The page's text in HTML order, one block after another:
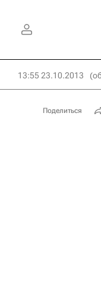
13:55 23.10.2013
Поделиться